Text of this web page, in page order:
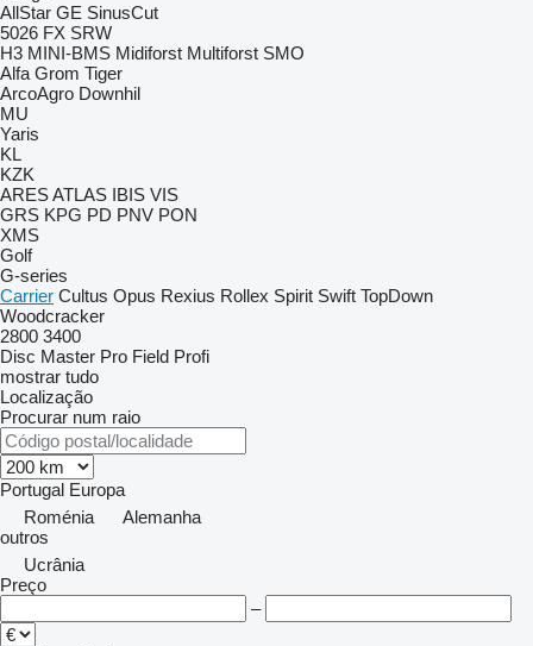
AllStar GE SinusCut
5026 FX SRW
H3 MINI-BMS Midiforst Multiforst SMO
Alfa Grom Tiger
ArcoAgro Downhil
MU
Yaris
KL
KZK
ARESATLAS IBIS VIS
GRS KPG PD PNV PON
XMS
Golf
G-series
Carrier Cultus Opus Rexius Rollex Spirit Swift TopDown
Woodcracker
2800 3400
Disc Master Pro Field Profi
mostrar tudo
Localização
Procurar num raio
Portugal Europa
Roménia
Alemanha
outros
Ucrânia
Preço
–